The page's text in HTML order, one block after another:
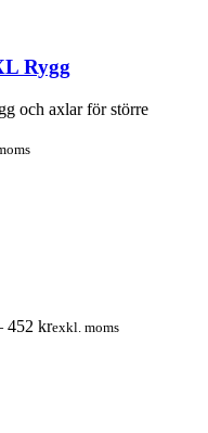
Rygg
och axlar för större
452 krPrisintervall:
exkl. moms